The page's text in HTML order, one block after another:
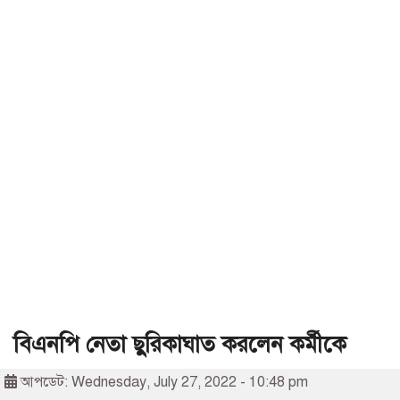
বিএনপি নেতা ছুরিকাঘাত করলেন কর্মীকে
আপডেট: Wednesday, July 27, 2022 - 10:48 pm